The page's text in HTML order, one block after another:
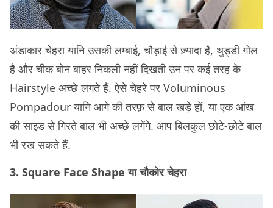
अंडाकार चेहरा यानि उसकी लम्बाई, चौड़ाई से ज़्यादा है, थुड्डी गोल
है और चीक बोन बाहर निकली नहीं दिखती उन पर कई तरह के
Hairstyle अच्छे लगते हैं. ऐसे चेहरे पर Voluminous
Pompadour यानि आगे की तरफ़ से बाल खड़े हों, या एक आंख
की साइड से गिरते बाल भी अच्छे लगेंगे. आप बिलकुल छोटे-छोटे बाल
भी रख सकते हैं.
3. Square Face Shape या चौकोर चेहरा